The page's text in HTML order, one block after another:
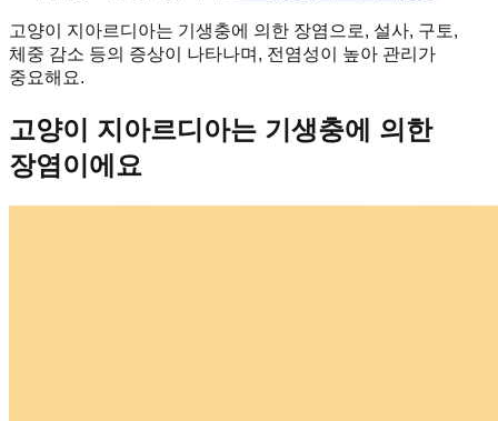
고양이 지아르디아는 기생충에 의한 장염으로, 설사, 구토,
체중 감소 등의 증상이 나타나며, 전염성이 높아 관리가
중요해요.
고양이 지아르디아는 기생충에 의한
장염이에요